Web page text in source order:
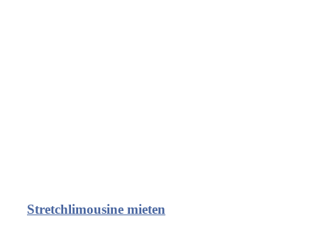
Stretchlimousine mieten